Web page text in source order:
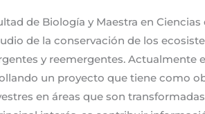
de Biología y Maestra en
de la conservación de los
y reemergentes. Actualmente
un proyecto que tiene como
en áreas que son